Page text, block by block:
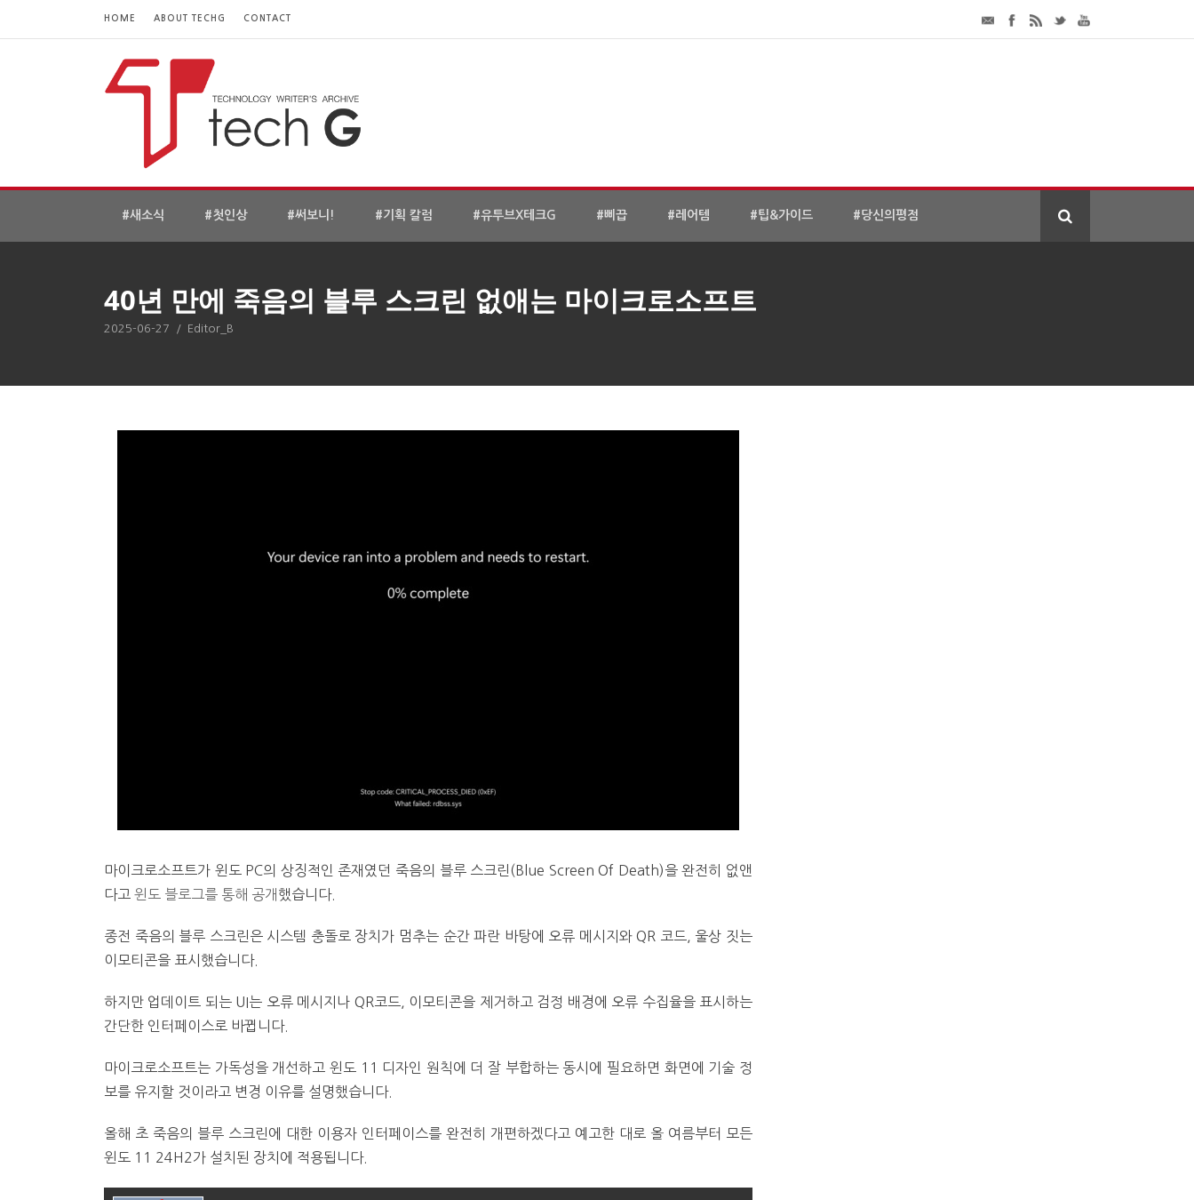
HOME ABOUT TECHG CONTACT
#새소식 #첫인상 #써보니! #기획 칼럼 #유투브X테크G #삐끕 #레어템 #팁&가이드 #당신의평점
40년 만에 죽음의 블루 스크린 없애는 마이크로소프트
2025-06-27 / Editor_B
마이크로소프트가 윈도 PC의 상징적인 존재였던 죽음의 블루 스크린(Blue Screen Of Death)을 완전히 없앤
다고 윈도 블로그를 통해 공개 했습니다.
종전 죽음의 블루 스크린은 시스템 충돌로 장치가 멈추는 순간 파란 바탕에 오류 메시지와 QR 코드, 울상 짓는
이모티콘을 표시했습니다.
하지만 업데이트 되는 UI는 오류 메시지나 QR코드, 이모티콘을 제거하고 검정 배경에 오류 수집율을 표시하는
간단한 인터페이스로 바뀝니다.
마이크로소프트는 가독성을 개선하고 윈도 11 디자인 원칙에 더 잘 부합하는 동시에 필요하면 화면에 기술 정
보를 유지할 것이라고 변경 이유를 설명했습니다.
올해 초 죽음의 블루 스크린에 대한 이용자 인터페이스를 완전히 개편하겠다고 예고한 대로 올 여름부터 모든
윈도 11 24H2가 설치된 장치에 적용됩니다.